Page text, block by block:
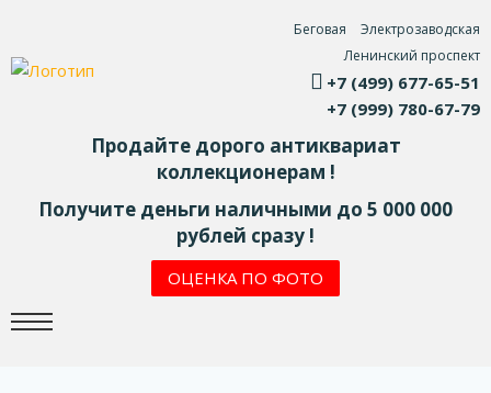
Беговая
Электрозаводская
Ленинский проспект
+7 (499) 677-65-51
+7 (999) 780-67-79
Продайте дорого антиквариат
коллекционерам !
Получите деньги наличными до 5 000 000
рублей сразу !
ОЦЕНКА ПО ФОТО